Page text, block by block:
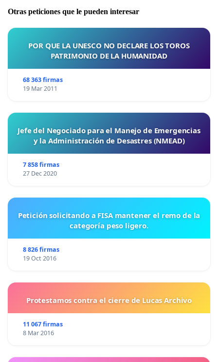
Otras peticiones que le pueden interesar
POR QUE LA UNESCO NO DECLARE LOS TOROS
PATRIMONIO DE LA HUMANIDAD
68 363 firmas
19 Mar 2011
Jefe del Negociado para el Manejo de Emergencias
y la Administración de Desastres (NMEAD)
7 858 firmas
27 Dec 2020
Petición solicitando a FISA mantener el remo de la
categoría peso ligero.
8 826 firmas
19 Oct 2016
Protestamos contra el cierre de Lucas Archivo
11 067 firmas
8 Mar 2016